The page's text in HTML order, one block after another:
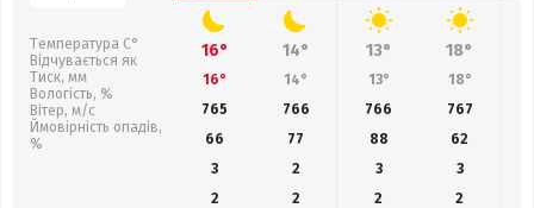
Температура С°
Відчувається як
Тиск, мм
Вологість, %
Вітер, м/с
Ймовірність опадів,
%
16° 14° 13° 18°
16° 14° 13° 18°
765
766 766 767
66
77 88 62
3
2 3
3
2
2 2 2